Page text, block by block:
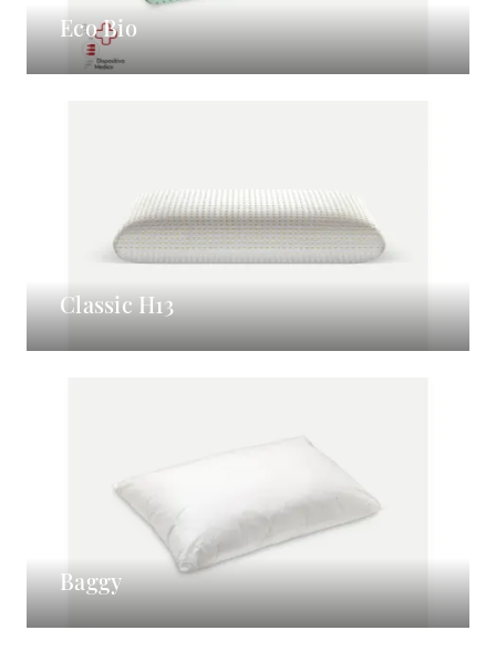
Eco Bio
Classic H13
Baggy